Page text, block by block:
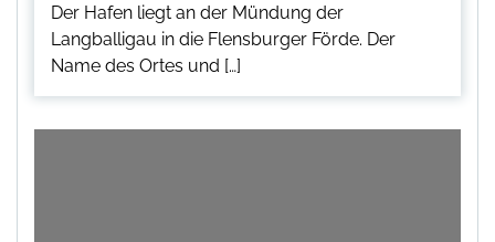
Der Hafen liegt an der Mündung der
Langballigau in die Flensburger Förde. Der
Name des Ortes und […]